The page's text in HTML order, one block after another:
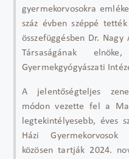
gyermekorvosokra
száz évben széppé
összefüggésben Dr.
Társaságának
Gyermekgyógyászati
A jelentőségteljes
módon vezette fel a
legtekintélyesebb, éves
Házi Gyermekorvosok
közösen tartják 2024.